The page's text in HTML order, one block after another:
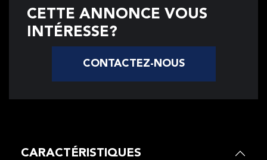
CETTE ANNONCE VOUS
INTÉRESSE?
CONTACTEZ-NOUS
CARACTÉRISTIQUES